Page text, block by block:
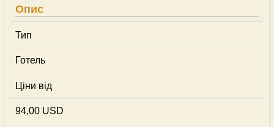
Опис
Тип
Готель
Ціни від
94,00 USD